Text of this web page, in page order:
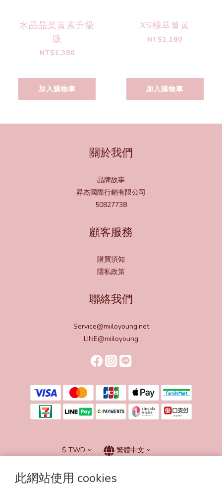
此網站使用 cookies
水晶晶葉黃素升級
版
NT$1,380
加入購物車
XS極萃薑黃
NT$1,180
加入購物車
關於我們
品牌故事
昇杰國際行銷有限公司
50827738
顧客服務
購買須知
隱私政策
聯絡我們
Service@miiloyoung.net
LINE@miiloyoung
$ TWD 繁體中文